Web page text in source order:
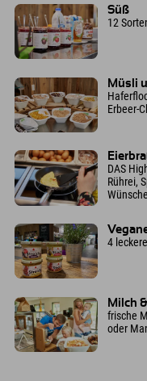
Süß
12
Müsli
Erbeer-
DAS
Rührei,
4
Milch
frische
oder